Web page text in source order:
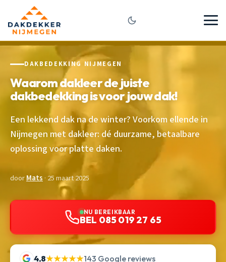
DAKBEDEKKING NIJMEGEN
Waarom dakleer de juiste
dakbedekking is voor jouw dak!
Een lekkend dak na de winter? Voorkom ellende in
Nijmegen met dakleer: dé duurzame, betaalbare
oplossing voor platte daken.
doorMats · 25 maart 2025
NU BEREIKBAAR
BEL 085 019 27 65
4,8★★★★★143 Google reviews